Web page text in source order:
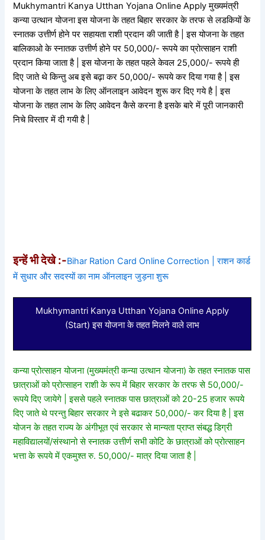
Mukhymantri Kanya Utthan Yojana Online Apply मुख्यमंत्री
कन्या उत्थान योजना इस योजना के तहत बिहार सरकार के तरफ से लडकियों के
स्नातक उत्तीर्ण होने पर सहायता राशी प्रदान की जाती है | इस योजना के तहत
बालिकाओ के स्नातक उत्तीर्ण होने पर 50,000/- रूपये का प्रोत्साहन राशी
प्रदान किया जाता है | इस योजना के तहत पहले केवल 25,000/- रूपये ही
दिए जाते थे किन्तु अब इसे बढ़ा कर 50,000/- रूपये कर दिया गया है | इस
योजना के तहत लाभ के लिए ऑनलाइन आवेदन शुरू कर दिए गये है | इस
योजना के तहत लाभ के लिए आवेदन कैसे करना है इसके बारे में पूरी जानकारी
निचे विस्तार में दी गयी है |
इन्हें भी देखे :-Bihar Ration Card Online Correction | राशन कार्ड
में सुधार और सदस्यों का नाम ऑनलाइन जुड़ना शुरू
Mukhymantri Kanya Utthan Yojana Online Apply
(Start) इस योजना के तहत मिलने वाले लाभ
कन्या प्रोत्साहन योजना (मुख्यमंत्री कन्या उत्थान योजना) के तहत स्नातक पास
छात्राओं को प्रोत्साहन राशी के रूप में बिहार सरकार के तरफ से 50,000/-
रूपये दिए जायेगे | इससे पहले स्नातक पास छात्राओं को 20-25 हजार रूपये
दिए जाते थे परन्तु बिहार सरकार ने इसे बढाकर 50,000/- कर दिया है | इस
योजन के तहत राज्य के अंगीभूत एवं सरकार से मान्यता प्राप्त संबद्ध डिग्री
महाविद्यालयों/संस्थानो से स्नातक उत्तीर्ण सभी कोटि के छात्राओं को प्रोत्साहन
भत्ता के रूपये में एकमुश्त रु. 50,000/- मात्र दिया जाता है |